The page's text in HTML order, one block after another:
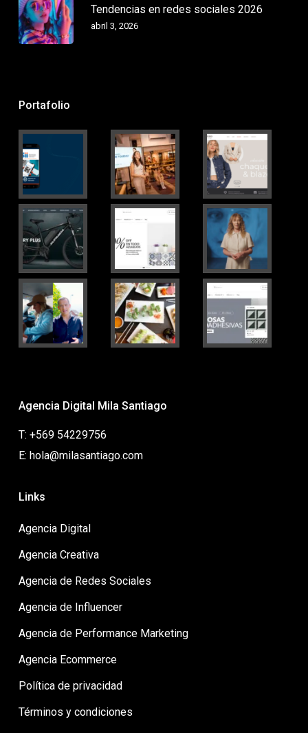
Tendencias en redes sociales 2026
abril 3, 2026
Portafolio
Agencia Digital Mila Santiago
T: +569 54229756
E: hola@milasantiago.com
Links
Agencia Digital
Agencia Creativa
Agencia de Redes Sociales
Agencia de Influencer
Agencia de Performance Marketing
Agencia Ecommerce
Política de privacidad
Términos y condiciones